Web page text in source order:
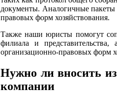
документы. Аналогичные
правовых форм хозяйствования.
Также наши юристы помогут
филиала и представительства,
организационно-правовых форм
Нужно ли вносить
компании